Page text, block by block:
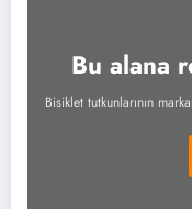
Bu alana
Bisiklet tutkunlarının